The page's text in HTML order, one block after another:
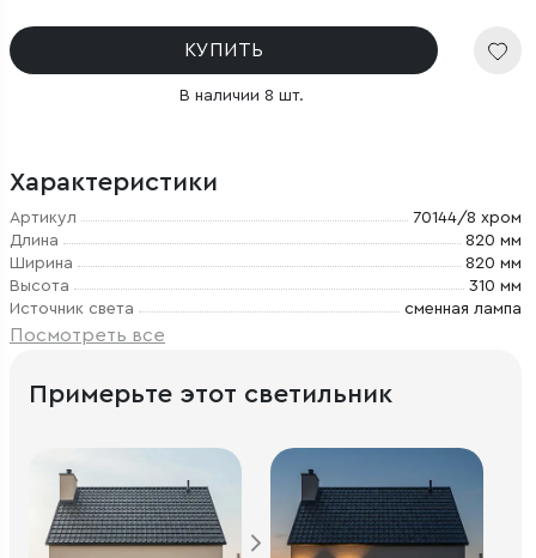
КУПИТЬ
В наличии 8 шт.
Характеристики
Артикул
70144/8 хром
Длина
820 мм
Ширина
820 мм
Высота
310 мм
Источник света
сменная лампа
Посмотреть все
Примерьте этот светильник